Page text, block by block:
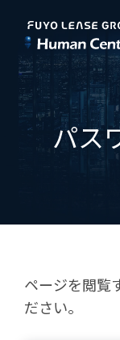
パス
ページを閲覧
ださい。